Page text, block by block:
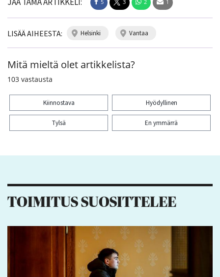
5 3 2 1
LISÄÄ AIHEESTA: helsinki vantaa
Mitä mieltä olet artikkelista?
103 vastausta
Kiinnostava Hyödyllinen
Tylsä En ymmärrä
TOIMITUS SUOSITTELEE